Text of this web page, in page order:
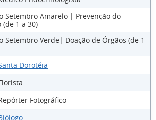
Setembro Amarelo | Prevenção do
(de 1 a 30)
Setembro Verde| Doação de Órgãos (de 1
Dorotéia
Fotográfico